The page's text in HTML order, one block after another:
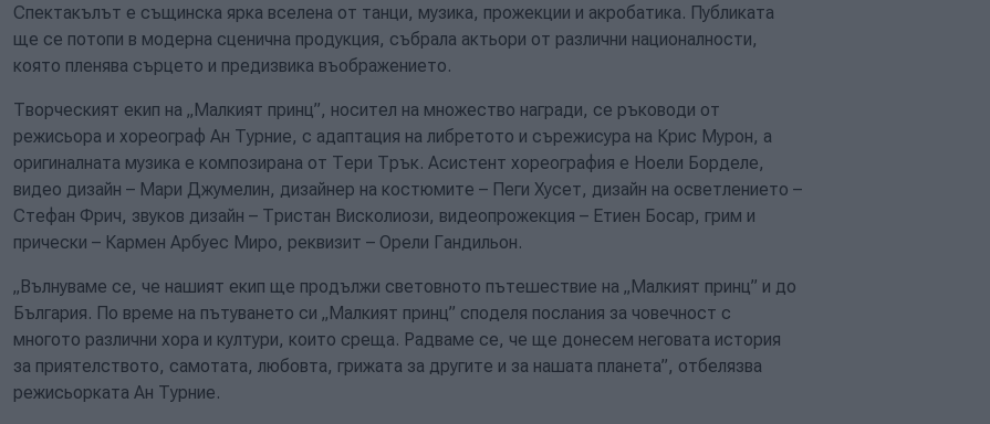
Спектакълът е същинска ярка вселена от танци, музика, прожекции и акробатика. Публиката
ще се потопи в модерна сценична продукция, събрала актьори от различни националности,
която пленява сърцето и предизвика въображението.
Творческият екип на „Малкият принц”, носител на множество награди, се ръководи от
режисьора и хореограф Ан Турние, с адаптация на либретото и сърежисура на Крис Мурон, а
оригиналната музика е композирана от Тери Трък. Асистент хореография е Ноели Борделе,
видео дизайн – Мари Джумелин, дизайнер на костюмите – Пеги Хусет, дизайн на осветлението –
Стефан Фрич, звуков дизайн – Тристан Висколиози, видеопрожекция – Етиен Босар, грим и
прически – Кармен Арбуес Миро, реквизит – Орели Гандильон.
„Вълнуваме се, че нашият екип ще продължи световното пътешествие на „Малкият принц” и до
България. По време на пътуването си „Малкият принц” споделя послания за човечност с
многото различни хора и култури, които среща. Радваме се, че ще донесем неговата история
за приятелството, самотата, любовта, грижата за другите и за нашата планета”, отбелязва
режисьорката Ан Турние.